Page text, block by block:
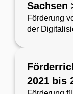
Sachsen
Förderung
der
2021 bis